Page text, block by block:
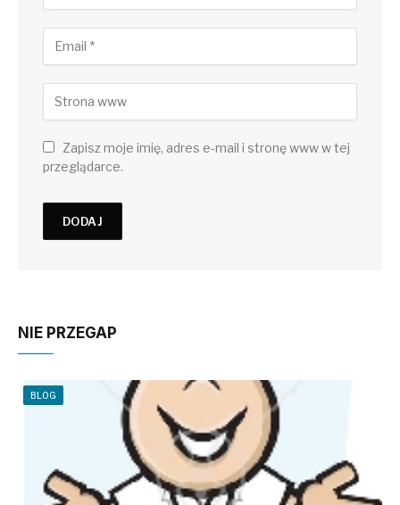
Zapisz moje imię, adres e-mail i stronę www w tej
przeglądarce.
NIE PRZEGAP
BLOG